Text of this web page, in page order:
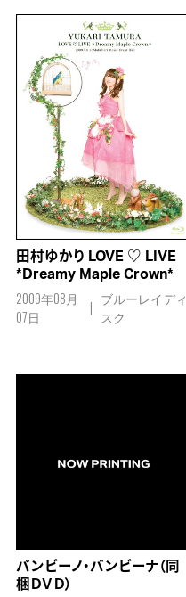
田村ゆかり LOVE ♡ LIVE
*Dreamy Maple Crown*
2009年08月
07日
ブルーレイディ
スク
バンビーノ・バンビーナ（同
梱ＤＶＤ）